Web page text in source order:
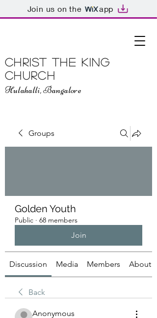
Join us on the app
Christ The King
Church
Hulahalli, Bangalore
Groups
Golden Youth
Public · 68 members
Join
Discussion Media Members About
Back
Anonymous